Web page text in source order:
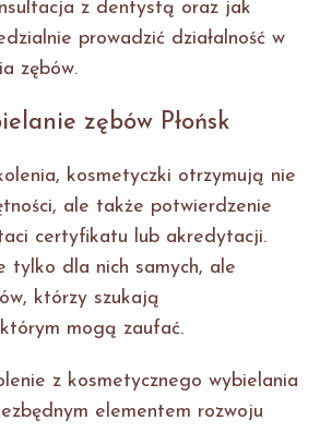
z dentystą oraz jak
prowadzić działalność w
zębów.
zębów Płońsk
kosmetyczki otrzymują nie
ale także potwierdzenie
certyfikatu lub akredytacji.
tylko dla nich samych, ale
którzy szukają
mogą zaufać.
z kosmetycznego wybielania
elementem rozwoju